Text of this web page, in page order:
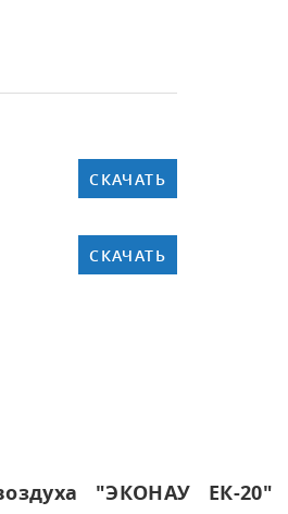
СКАЧАТЬ
СКАЧАТЬ
"ЭКОНАУ ЕК-20"